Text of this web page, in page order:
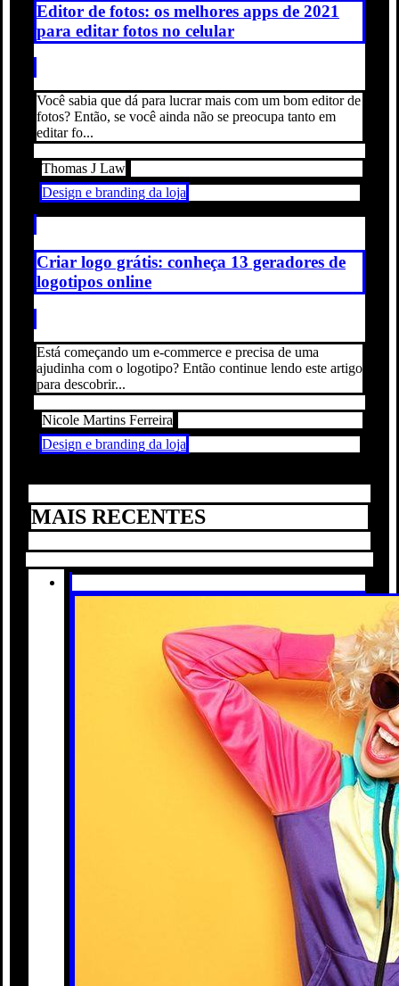
Editor de fotos: os melhores apps de 2021
para editar fotos no celular
Você sabia que dá para lucrar mais com um bom editor de
fotos? Então, se você ainda não se preocupa tanto em
editar fo...
Thomas J Law
Design e branding da loja
Criar logo grátis: conheça 13 geradores de
logotipos online
Está começando um e-commerce e precisa de uma
ajudinha com o logotipo? Então continue lendo este artigo
para descobrir...
Nicole Martins Ferreira
Design e branding da loja
MAIS RECENTES